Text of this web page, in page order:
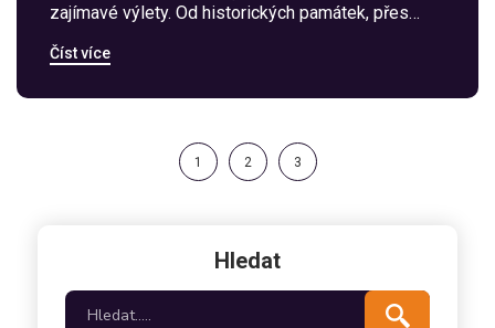
zajímavé výlety. Od historických památek, přes
Tento článek vám přiblíží, kam se vydat a co určitě
Číst více
1 2 3
Hledat